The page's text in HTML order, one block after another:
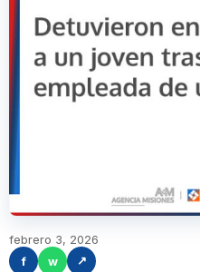
febrero 3, 2026
f
w ↗